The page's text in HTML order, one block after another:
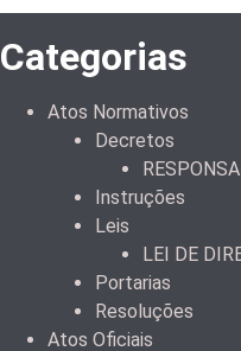
Categorias
Atos Normativos
Decretos
Instruções
Leis
LEI DE
Portarias
Resoluções
Atos Oficiais